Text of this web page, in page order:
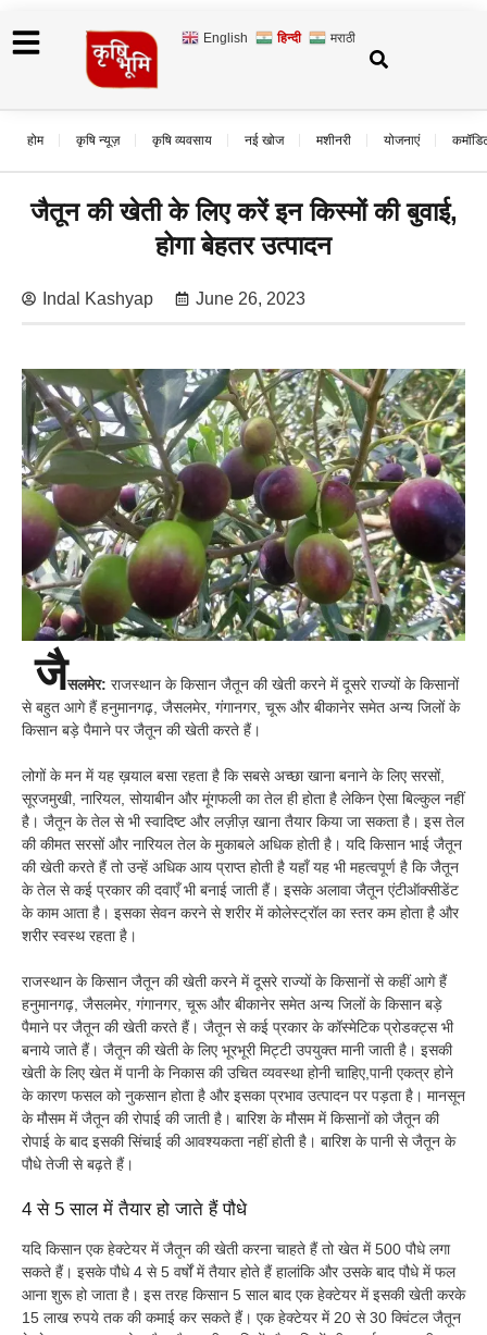
English हिन्दी मराठी
होम कृषि न्यूज़ कृषि व्यवसाय नई खोज मशीनरी योजनाएं
जैतून की खेती के लिए करें इन किस्मों की बुवाई,
होगा बेहतर उत्पादन
Indal Kashyap June 26, 2023
जैसलमेर: राजस्थान के किसान जैतून की खेती करने में दूसरे राज्यों के किसानों
से बहुत आगे हैं हनुमानगढ़, जैसलमेर, गंगानगर, चूरू और बीकानेर समेत अन्य जिलों के
किसान बड़े पैमाने पर जैतून की खेती करते हैं।
लोगों के मन में यह ख़याल बसा रहता है कि सबसे अच्छा खाना बनाने के लिए सरसों,
सूरजमुखी, नारियल, सोयाबीन और मूंगफली का तेल ही होता है लेकिन ऐसा बिल्कुल नहीं
है। जैतून के तेल से भी स्वादिष्ट और लज़ीज़ खाना तैयार किया जा सकता है। इस तेल
की कीमत सरसों और नारियल तेल के मुकाबले अधिक होती है। यदि किसान भाई जैतून
की खेती करते हैं तो उन्हें अधिक आय प्राप्त होती है यहाँ यह भी महत्वपूर्ण है कि जैतून
के तेल से कई प्रकार की दवाएँ भी बनाई जाती हैं। इसके अलावा जैतून एंटीऑक्सीडेंट
के काम आता है। इसका सेवन करने से शरीर में कोलेस्ट्रॉल का स्तर कम होता है और
शरीर स्वस्थ रहता है।
राजस्थान के किसान जैतून की खेती करने में दूसरे राज्यों के किसानों से कहीं आगे हैं
हनुमानगढ़, जैसलमेर, गंगानगर, चूरू और बीकानेर समेत अन्य जिलों के किसान बड़े
पैमाने पर जैतून की खेती करते हैं। जैतून से कई प्रकार के कॉस्मेटिक प्रोडक्ट्स भी
बनाये जाते हैं। जैतून की खेती के लिए भूरभूरी मिट्टी उपयुक्त मानी जाती है। इसकी
खेती के लिए खेत में पानी के निकास की उचित व्यवस्था होनी चाहिए,पानी एकत्र होने
के कारण फसल को नुकसान होता है और इसका प्रभाव उत्पादन पर पड़ता है। मानसून
के मौसम में जैतून की रोपाई की जाती है। बारिश के मौसम में किसानों को जैतून की
रोपाई के बाद इसकी सिंचाई की आवश्यकता नहीं होती है। बारिश के पानी से जैतून के
पौधे तेजी से बढ़ते हैं।
4 से 5 साल में तैयार हो जाते हैं पौधे
यदि किसान एक हेक्टेयर में जैतून की खेती करना चाहते हैं तो खेत में 500 पौधे लगा
सकते हैं। इसके पौधे 4 से 5 वर्षों में तैयार होते हैं हालांकि और उसके बाद पौधे में फल
आना शुरू हो जाता है। इस तरह किसान 5 साल बाद एक हेक्टेयर में इसकी खेती करके
15 लाख रुपये तक की कमाई कर सकते हैं। एक हेक्टेयर में 20 से 30 क्विंटल जैतून